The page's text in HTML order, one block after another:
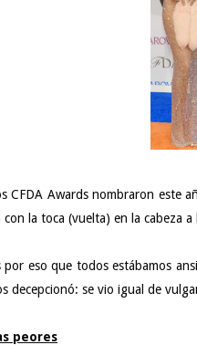
CFDA Awards nombraron este
con la toca (vuelta) en la cabeza a
por eso que todos estábamos
decepcionó: se vio igual de
peores